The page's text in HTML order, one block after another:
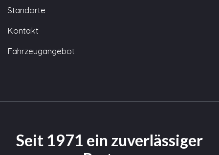
Standorte
Kontakt
Fahrzeugangebot
Seit 1971 ein zuverlässiger